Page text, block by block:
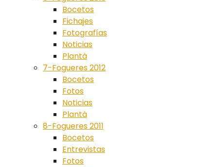
Bocetos
Fichajes
Fotografías
Noticias
Plantà
7-Fogueres 2012
Bocetos
Fotos
Noticias
Plantà
8-Fogueres 2011
Bocetos
Entrevistas
Fotos